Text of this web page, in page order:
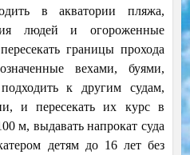
в акватории пляжа,
людей и огороженные
границы прохода
вехами, буями,
к другим судам,
и пересекать их курс в
м, выдавать напрокат суда
детям до 16 лет без